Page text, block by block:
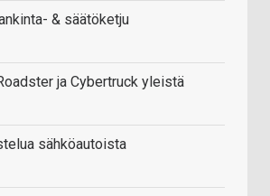
& säätöketju
ja Cybertruck yleistä
sähköautoista